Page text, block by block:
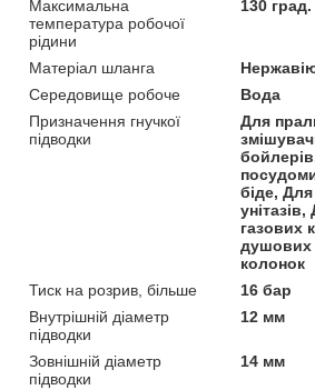
Максимальна
температура робочої
рідини
130 град.
Матеріал шланга
Середовище робоче
Вода
Призначення гнучкої
підводки
Для
біде,
газових
душових
колонок
Тиск на розрив, більше
16 бар
Внутрішній діаметр
підводки
12 мм
Зовнішній діаметр
підводки
14 мм